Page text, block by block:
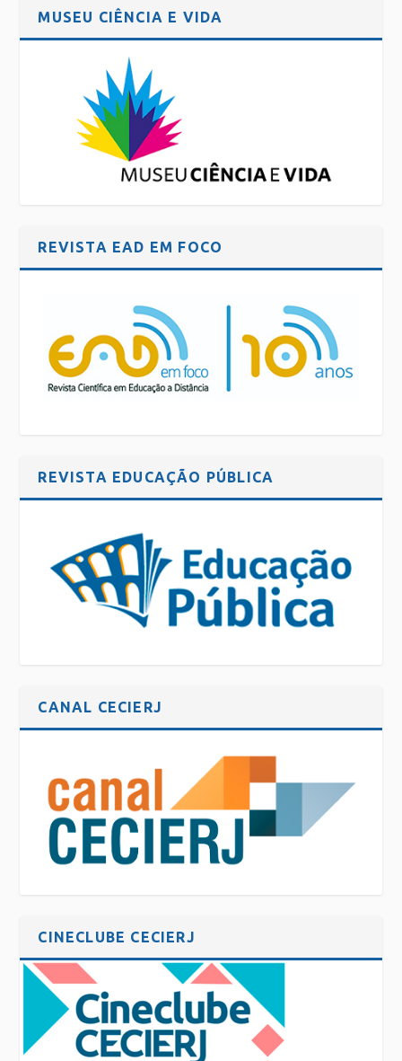
MUSEU CIÊNCIA E VIDA
REVISTA EAD EM FOCO
REVISTA EDUCAÇÃO PÚBLICA
CANAL CECIERJ
CINECLUBE CECIERJ